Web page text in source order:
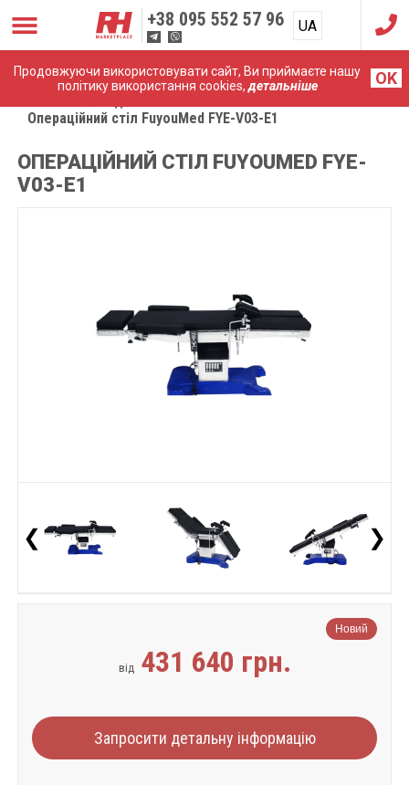
Продовжуючи використовувати сайт, Ви приймаєте нашу
політику використання cookies,детальніше OK
+38 095 552 57 96 UA
RU
Операційний стіл FuyouMed FYE-V03-E1
ОПЕРАЦІЙНИЙ СТІЛ FUYOUMED FYE-
V03-E1
❮ ❯
Новий
від 431 640 грн.
Запросити детальну інформацію